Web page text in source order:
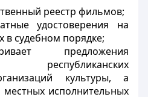
реестр фильмов;
удостоверения на
в судебном порядке;
предложения
республиканских
культуры, а
местных исполнительных